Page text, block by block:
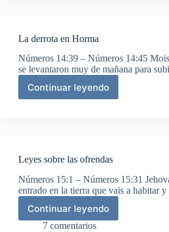
La derrota en Horma
Números 14:39 – Números 14:45
se levantaron muy de mañana para
Continuar leyendo
La
Leyes sobre las ofrendas
Números 15:1 – Números 15:31
entrado en la tierra que vais a habitar
Continuar leyendo
Leyes
sobre
7 comentarios